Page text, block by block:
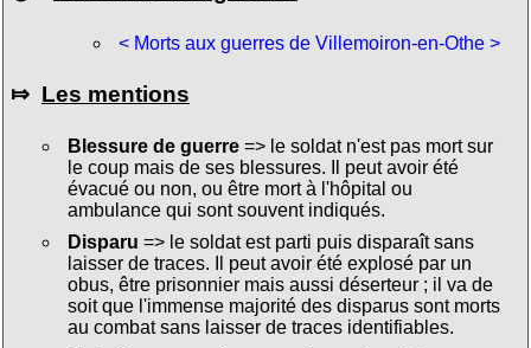
< Morts aux guerres de Villemoiron-en-Othe >
⤇ Les mentions
Blessure de guerre=> le soldat n'est pas mort sur
le coup mais de ses blessures. Il peut avoir été
évacué ou non, ou être mort à l'hôpital ou
ambulance qui sont souvent indiqués.
Disparu => le soldat est parti puis disparaît sans
laisser de traces. Il peut avoir été explosé par un
obus, être prisonnier mais aussi déserteur ; il va de
soit que l'immense majorité des disparus sont morts
au combat sans laisser de traces identifiables.